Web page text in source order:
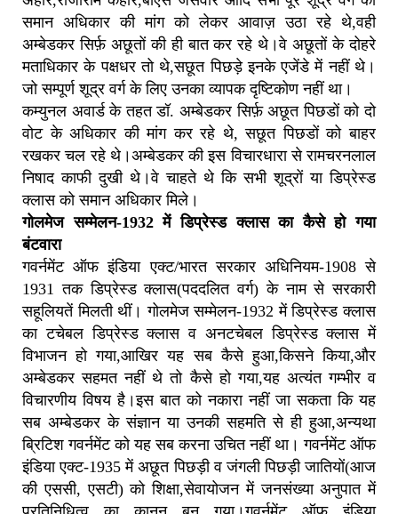
समान अधिकार की मांग को लेकर आवाज़ उठा रहे थे,वही
अम्बेडकर सिर्फ़ अछूतों की ही बात कर रहे थे।वे अछूतों के दोहरे
मताधिकार के पक्षधर तो थे,सछूत पिछड़े इनके एजेंडे में नहीं थे।
जो सम्पूर्ण शूद्र वर्ग के लिए उनका व्यापक दृष्टिकोण नहीं था।
कम्युनल अवार्ड के तहत डॉ. अम्बेडकर सिर्फ़ अछूत पिछडों को दो
वोट के अधिकार की मांग कर रहे थे, सछूत पिछडों को बाहर
रखकर चल रहे थे।अम्बेडकर की इस विचारधारा से रामचरनलाल
निषाद काफी दुखी थे।वे चाहते थे कि सभी शूद्रों या डिप्रेस्ड
क्लास को समान अधिकार मिले।
गोलमेज सम्मेलन-1932 में डिप्रेस्ड क्लास का कैसे हो गया
बंटवारा
गवर्नमेंट ऑफ इंडिया एक्ट/भारत सरकार अधिनियम-1908 से
1931 तक डिप्रेस्ड क्लास(पददलित वर्ग) के नाम से सरकारी
सहूलियतें मिलती थीं। गोलमेज सम्मेलन-1932 में डिप्रेस्ड क्लास
का टचेबल डिप्रेस्ड क्लास व अनटचेबल डिप्रेस्ड क्लास में
विभाजन हो गया,आखिर यह सब कैसे हुआ,किसने किया,और
अम्बेडकर सहमत नहीं थे तो कैसे हो गया,यह अत्यंत गम्भीर व
विचारणीय विषय है।इस बात को नकारा नहीं जा सकता कि यह
सब अम्बेडकर के संज्ञान या उनकी सहमति से ही हुआ,अन्यथा
ब्रिटिश गवर्नमेंट को यह सब करना उचित नहीं था। गवर्नमेंट ऑफ
इंडिया एक्ट-1935 में अछूत पिछड़ी व जंगली पिछड़ी जातियों(आज
की एससी, एसटी) को शिक्षा,सेवायोजन में जनसंख्या अनुपात में